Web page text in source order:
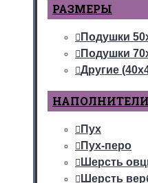
РАЗМЕРЫ
Подушки
Подушки
Другие
НАПОЛНИТЕЛИ
Пух
Пух-перо
Шерсть
Шерсть